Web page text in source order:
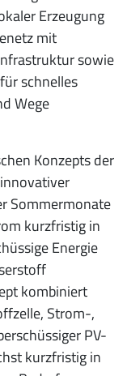
Erzeugung
mit
sowie
schnelles
Wege
Konzepts der
Sommermonate
kurzfristig in
Energie
kombiniert
Strom-,
PV-
kurzfristig in